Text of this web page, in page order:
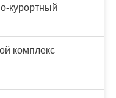
курортный
комплекс